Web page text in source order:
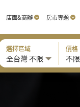
店面&商辦 房市專題
選擇區域
全台灣 不限
價格
不限